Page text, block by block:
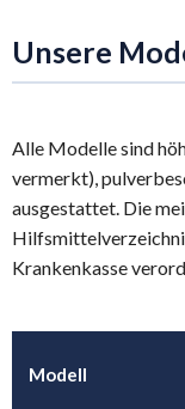
Unsere
Alle Modelle sind
vermerkt),
ausgestattet. Die
Krankenkasse
Modell